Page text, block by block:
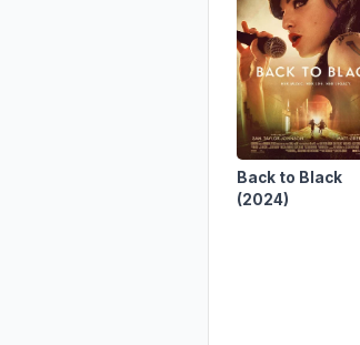
Back to Black
(2024)